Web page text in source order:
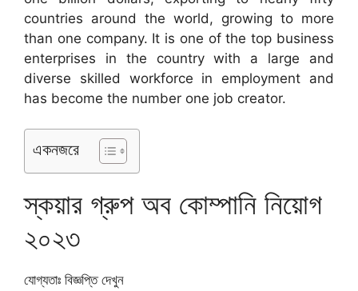
countries around the world, growing to more
than one company. It is one of the top business
enterprises in the country with a large and
diverse skilled workforce in employment and
has become the number one job creator.
একনজরে
স্কয়ার গ্রুপ অব কোম্পানি নিয়োগ
২০২৩
যোগ্যতাঃ বিজ্ঞপ্তি দেখুন